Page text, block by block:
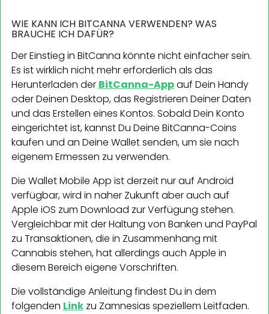
WIE KANN ICH BITCANNA VERWENDEN? WAS
BRAUCHE ICH DAFÜR?
Der Einstieg in BitCanna könnte nicht einfacher sein.
Es ist wirklich nicht mehr erforderlich als das
Herunterladen der BitCanna-Appauf Dein Handy
oder Deinen Desktop, das Registrieren Deiner Daten
und das Erstellen eines Kontos. Sobald Dein Konto
eingerichtet ist, kannst Du Deine BitCanna-Coins
kaufen und an Deine Wallet senden, um sie nach
eigenem Ermessen zu verwenden.
Die Wallet Mobile App ist derzeit nur auf Android
verfügbar, wird in naher Zukunft aber auch auf
Apple iOS zum Download zur Verfügung stehen.
Vergleichbar mit der Haltung von Banken und PayPal
zu Transaktionen, die in Zusammenhang mit
Cannabis stehen, hat allerdings auch Apple in
diesem Bereich eigene Vorschriften.
Die vollständige Anleitung findest Du in dem
folgenden Link zu Zamnesias speziellem Leitfaden.